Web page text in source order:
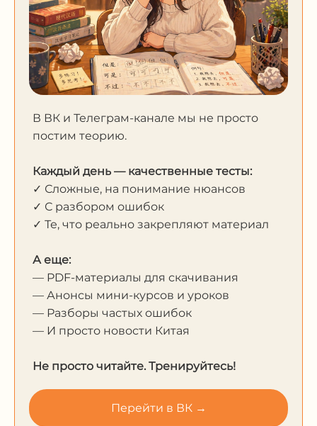
В ВК и Телеграм-канале мы не просто
постим теорию.
Каждый день — качественные тесты:
✓ Сложные, на понимание нюансов
✓ С разбором ошибок
✓ Те, что реально закрепляют материал
А еще:
— PDF-материалы для скачивания
— Анонсы мини-курсов и уроков
— Разборы частых ошибок
— И просто новости Китая
Не просто читайте. Тренируйтесь!
Перейти в ВК →